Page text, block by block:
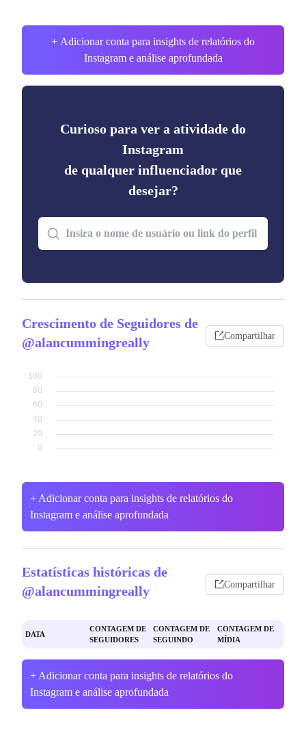
+ Adicionar conta para insights de relatórios do
Instagram e análise aprofundada
Curioso para ver a atividade do
Instagram
de qualquer influenciador que
desejar?
Crescimento de Seguidores de
@alancummingreally
Compartilhar
+ Adicionar conta para insights de relatórios do
Instagram e análise aprofundada
Estatísticas históricas de
@alancummingreally
Compartilhar
DATA
CONTAGEM DE
SEGUIDORES
CONTAGEM DE
SEGUINDO
CONTAGEM DE
MÍDIA
+ Adicionar conta para insights de relatórios do
Instagram e análise aprofundada